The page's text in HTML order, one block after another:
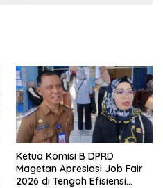
Ketua Komisi B DPRD
Magetan Apresiasi Job Fair
2026 di Tengah Efisiensi